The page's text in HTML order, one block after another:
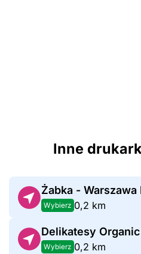
Inne
Żabka -
Wybierz 0,2 km
Delikatesy
Wybierz 0,2 km